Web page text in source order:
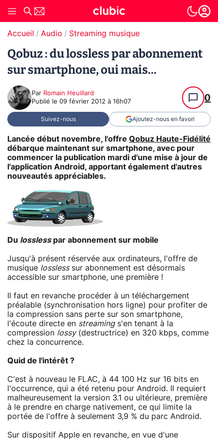
Accueil Audio Streaming musique
Qobuz : du lossless par abonnement
sur smartphone, oui mais...
Par Romain Heuillard
Publié le 09 février 2012 à 16h07 0
Suivez-nous Ajoutez-nous en favori
Lancée début novembre, l'offre Qobuz Haute-Fidélité
débarque maintenant sur smartphone, avec pour
commencer la publication mardi d'une mise à jour de
l'application Android, apportant également d'autres
nouveautés appréciables.
Du losslesspar abonnement sur mobile
Jusqu'à présent réservée aux ordinateurs, l'offre de
musique losslesssur abonnement est désormais
accessible sur smartphone, une première !
Il faut en revanche procéder à un téléchargement
préalable (synchronisation hors ligne) pour profiter de
la compression sans perte sur son smartphone,
l'écoute directe en streamings'en tenant à la
compression lossy(destructrice) en 320 kbps, comme
chez la concurrence.
Quid de l'intérêt ?
C'est à nouveau le FLAC, à 44 100 Hz sur 16 bits en
l'occurrence, qui a été retenu pour Android. Il requiert
malheureusement la version 3.1 ou ultérieure, première
à le prendre en charge nativement, ce qui limite la
portée de l'offre à seulement 3,9 % du parc Android.
Sur dispositif Apple en revanche, en vue d'une